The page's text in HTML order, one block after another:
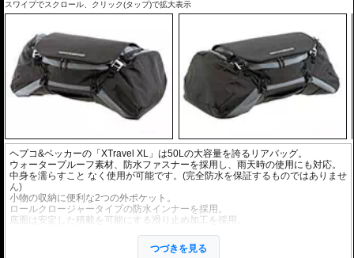
スワイプでスクロール、クリック(タップ)で拡大表示
ヘプコ&ベッカーの「XTravel XL」は50Lの大容量を誇るリアバッグ。
ウォータープルーフ素材、防水ファスナーを採用し、雨天時の使用にも対応。
中身を濡らすこと なく使用が可能です。(完全防水を保証するものではありませ
ん)
小物の収納に便利な2つの外ポケット。
ロールクロージャータイプの防水インナーを採用。
底面は安定した積載を可能にする滑り止め加工を採用。
持ち運びに便利なショルダーベルトを同梱。
つづきを見る